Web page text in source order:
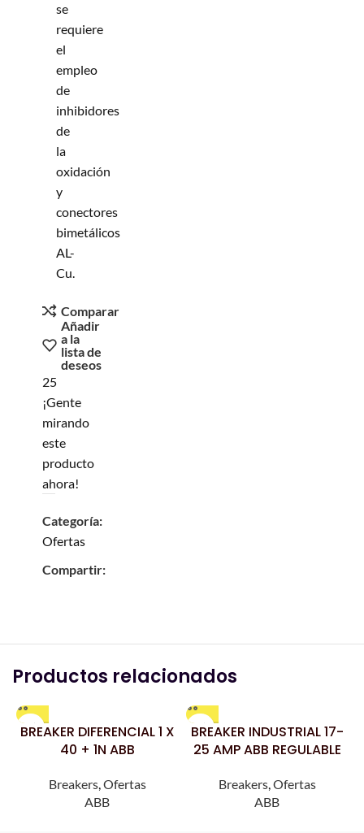
se
requiere
el
empleo
de
inhibidores
de
la
oxidación
y
conectores
bimetálicos
AL-
Cu.
Comparar
Añadir
a la
lista de
deseos
25
¡Gente
mirando
este
producto
ahora!
Categoría:
Ofertas
Compartir:
Productos relacionados
BREAKER DIFERENCIAL 1 X
40 + 1N ABB
Breakers,Ofertas
ABB
BREAKER INDUSTRIAL 17-
25 AMP ABB REGULABLE
Breakers,Ofertas
ABB